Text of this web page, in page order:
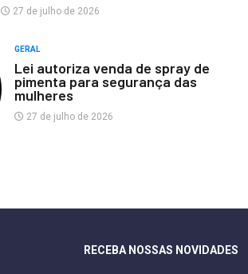
27 de julho de 2026
GERAL
Lei autoriza venda de spray de
pimenta para segurança das
mulheres
27 de julho de 2026
RECEBA NOSSAS NOVIDADES